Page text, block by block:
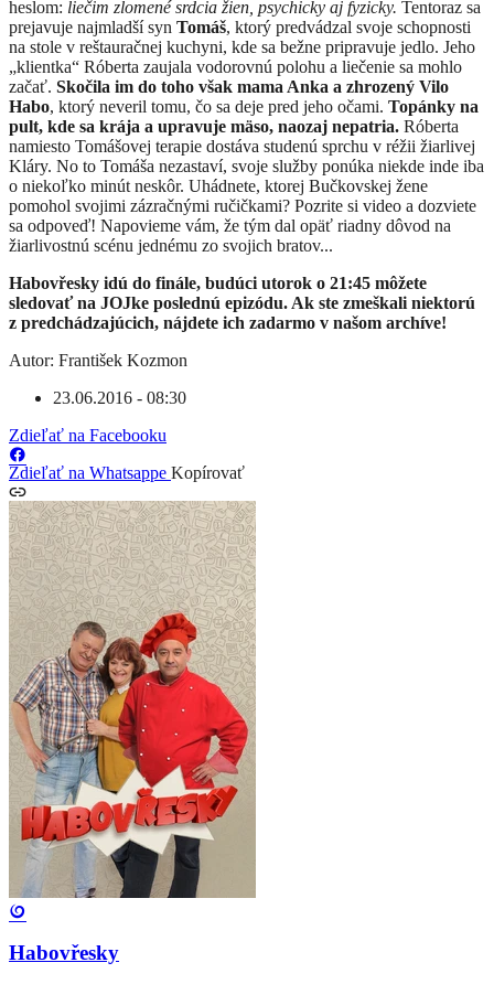
heslom: liečim zlomené srdcia žien, psychicky aj fyzicky. Tentoraz sa
prejavuje najmladší syn Tomáš, ktorý predvádzal svoje schopnosti
na stole v reštauračnej kuchyni, kde sa bežne pripravuje jedlo. Jeho
„klientka“ Róberta zaujala vodorovnú polohu a liečenie sa mohlo
začať. Skočila im do toho však mama Anka a zhrozený Vilo
Habo, ktorý neveril tomu, čo sa deje pred jeho očami. Topánky na
pult, kde sa krája a upravuje mäso, naozaj nepatria. Róberta
namiesto Tomášovej terapie dostáva studenú sprchu v réžii žiarlivej
Kláry. No to Tomáša nezastaví, svoje služby ponúka niekde inde iba
o niekoľko minút neskôr. Uhádnete, ktorej Bučkovskej žene
pomohol svojimi zázračnými ručičkami? Pozrite si video a dozviete
sa odpoveď! Napovieme vám, že tým dal opäť riadny dôvod na
žiarlivostnú scénu jednému zo svojich bratov...
Habovřesky idú do finále, budúci utorok o 21:45 môžete
sledovať na JOJke poslednú epizódu. Ak ste zmeškali niektorú
z predchádzajúcich, nájdete ich zadarmo v našom archíve!
Autor: František Kozmon
23.06.2016 - 08:30
Zdieľať na Facebooku
Zdieľať na Whatsappe Kopírovať
Habovřesky